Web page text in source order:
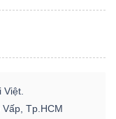
Tp.HCM